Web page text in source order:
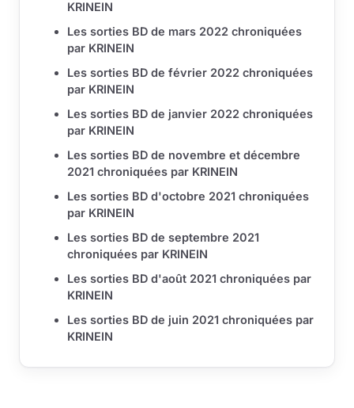
KRINEIN
Les sorties BD de mars 2022 chroniquées
par KRINEIN
Les sorties BD de février 2022 chroniquées
par KRINEIN
Les sorties BD de janvier 2022 chroniquées
par KRINEIN
Les sorties BD de novembre et décembre
2021 chroniquées par KRINEIN
Les sorties BD d'octobre 2021 chroniquées
par KRINEIN
Les sorties BD de septembre 2021
chroniquées par KRINEIN
Les sorties BD d'août 2021 chroniquées par
KRINEIN
Les sorties BD de juin 2021 chroniquées par
KRINEIN